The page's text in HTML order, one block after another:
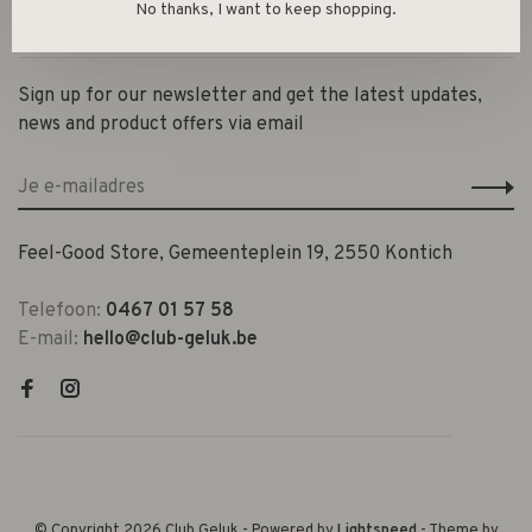
Contact en openingsuren
Sign up for our newsletter and get the latest updates,
news and product offers via email
Feel-Good Store, Gemeenteplein 19, 2550 Kontich
Telefoon: 0467 01 57 58
E-mail: hello@club-geluk.be
No thanks, I want to keep shopping.